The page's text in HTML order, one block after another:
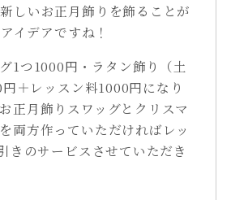
しいお正月飾りを飾ることが
デアですね！
1つ1000円・ラタン飾り（土
＋レッスン料1000円になり
正月飾りスワッグとクリスマ
両方作っていただければレッ
きのサービスさせていただき